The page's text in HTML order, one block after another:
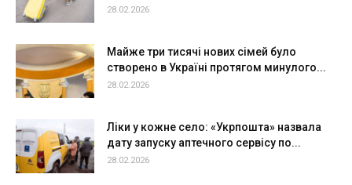
28.02.2026
Майже три тисячі нових сімей було
створено в Україні протягом минулого...
28.02.2026
Ліки у кожне село: «Укрпошта» назвала
дату запуску аптечного сервісу по...
28.02.2026